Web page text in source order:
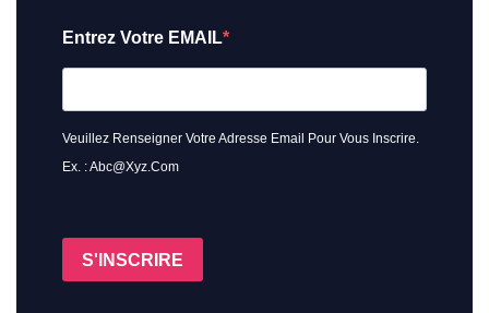
Entrez Votre EMAIL
Veuillez Renseigner Votre Adresse Email Pour Vous Inscrire.
Ex. : Abc@xyz.com
S'INSCRIRE